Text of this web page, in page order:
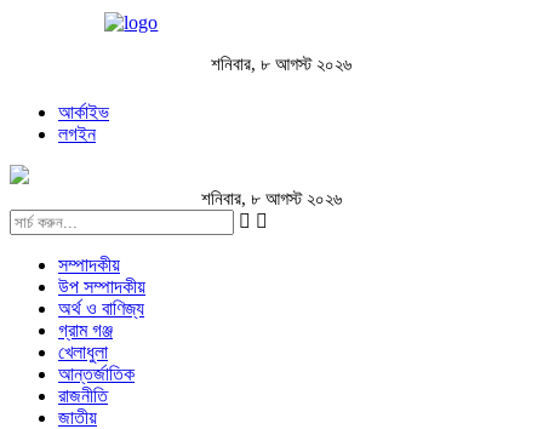
আর্কাইভ
লগইন
শনিবার, ৮ আগস্ট ২০২৬
শনিবার, ৮ আগস্ট ২০২৬
সম্পাদকীয়
উপ সম্পাদকীয়
অর্থ ও বাণিজ্য
গ্রাম গঞ্জ
খেলাধুলা
আন্তর্জাতিক
রাজনীতি
জাতীয়